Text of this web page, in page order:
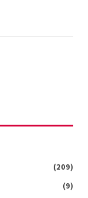
(209)
(9)